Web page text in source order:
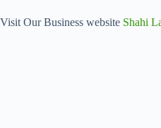
Visit Our Business website Shahi